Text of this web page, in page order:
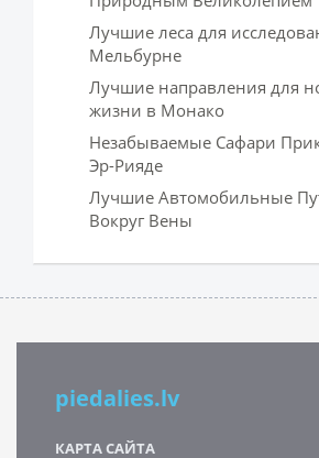
Лучшие леса для
Мельбурне
Лучшие направления для
жизни в Монако
Незабываемые Сафари
Эр-Рияде
Лучшие Автомобильные
Вокруг Вены
piedalies.lv
КАРТА САЙТА